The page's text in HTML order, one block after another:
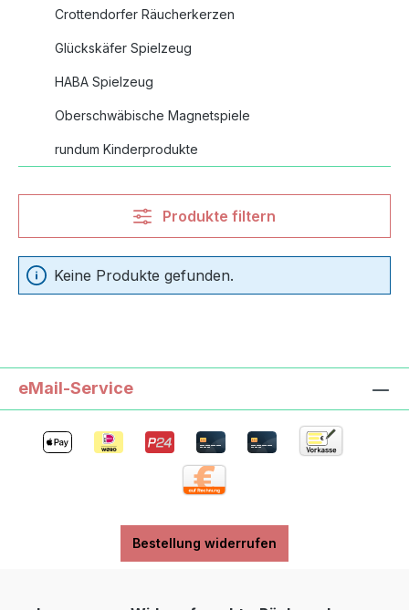
Crottendorfer Räucherkerzen
Glückskäfer Spielzeug
HABA Spielzeug
Oberschwäbische Magnetspiele
rundum Kinderprodukte
Produkte filtern
Keine Produkte gefunden.
eMail-Service
Bestellung widerrufen